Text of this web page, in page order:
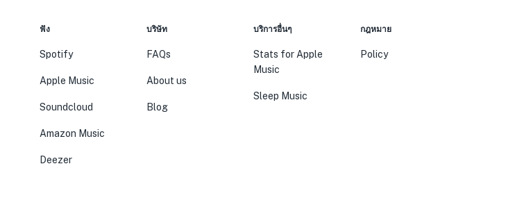
ฟัง
Spotify
Apple Music
Soundcloud
Amazon Music
Deezer
บริษัท
FAQs
About us
Blog
บริการอื่นๆ
Stats for Apple
Music
Sleep Music
กฎหมาย
Policy